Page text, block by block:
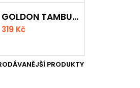
GOLDON TAMBURÍNA S BLÁNOU A ČINELKY 20CM
319 Kč
PRODUKTY